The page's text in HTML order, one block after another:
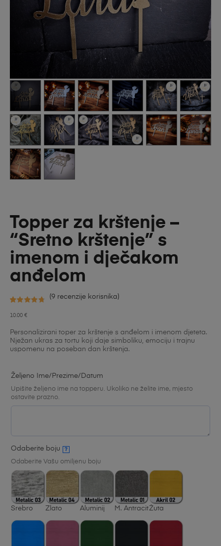
Topper za krštenje –
“Sretno krštenje” s
imenom i dječakom
anđelom
4.78od
ukupno 5 (
(9 recenzije korisnika)
10.00 €
Personalizirani toper za krštenje s anđelom i imenom djeteta.
Nježan ukras za tortu koji daje simboliku, emociju i trajnu
uspomenu na poseban dan krštenja.
Željeno Ime/prezime/datum
Upišite željeno ime na topperu. Ukoliko ne želite ime, mjesto
ostavite prazno.
Odaberite boju ?
Odaberite Vašu omiljenu boju
Srebro Zlato Aluminij M. AntracitŽuta